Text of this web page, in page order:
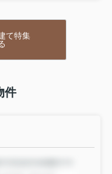
問い合わせくださ
て特集
件